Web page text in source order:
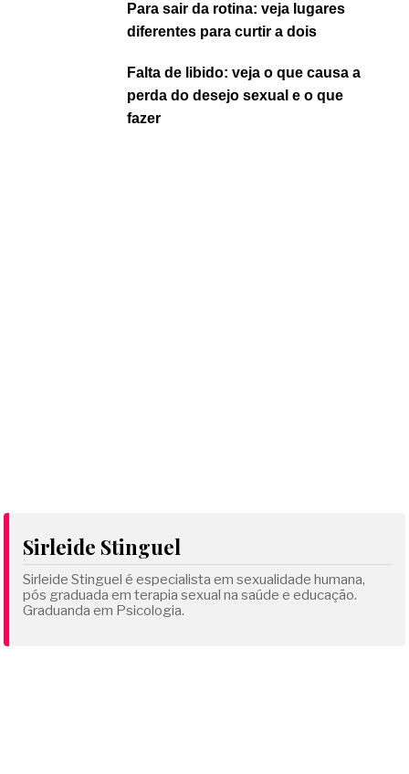
Para sair da rotina: veja lugares
diferentes para curtir a dois
Falta de libido: veja o que causa a
perda do desejo sexual e o que
fazer
Sirleide Stinguel
Sirleide Stinguel é especialista em sexualidade humana,
pós graduada em terapia sexual na saúde e educação.
Graduanda em Psicologia.